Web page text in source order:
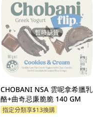
暫時缺貨
CHOBANI NSA 雲呢拿希臘乳
酪+曲奇忌廉脆脆 140 GM
指定分類享$13換購